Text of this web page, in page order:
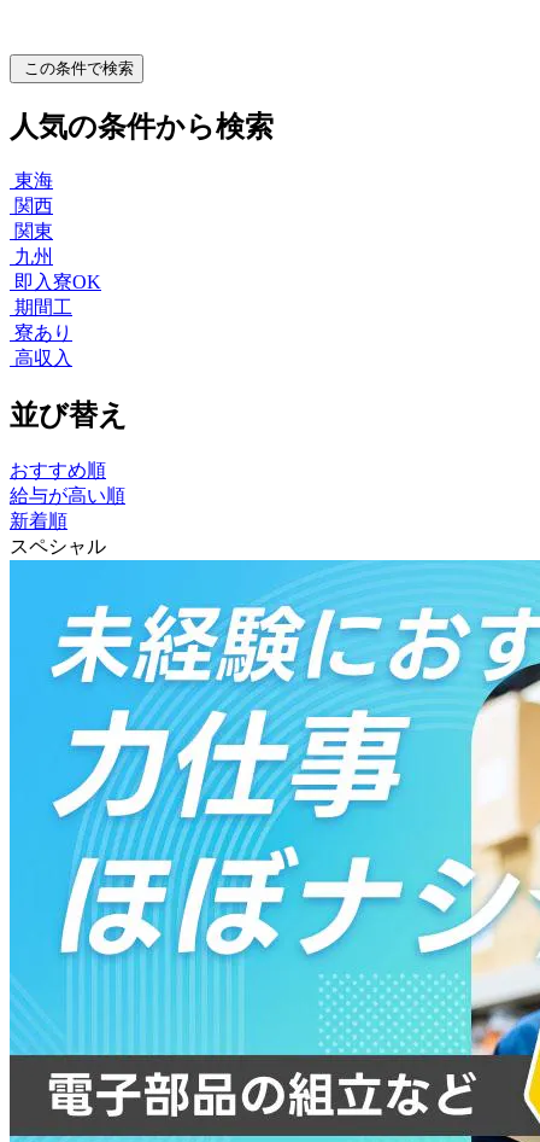
この条件で検索
人気の条件から検索
東海
関西
関東
九州
即入寮OK
期間工
寮あり
高収入
並び替え
おすすめ順
給与が高い順
新着順
スペシャル